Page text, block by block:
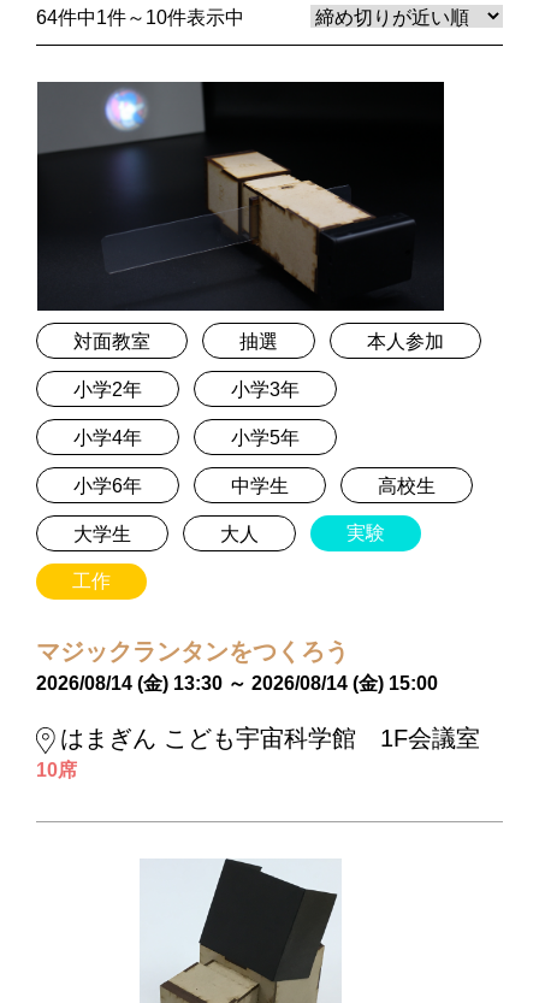
64件中1件～10件表示中
対面教室 抽選 本人参加
小学2年 小学3年
小学4年 小学5年
小学6年 中学生 高校生
大学生 大人 実験
工作
マジックランタンをつくろう
2026/08/14 (金) 13:30 ～ 2026/08/14 (金) 15:00
はまぎん こども宇宙科学館 1F会議室
10席